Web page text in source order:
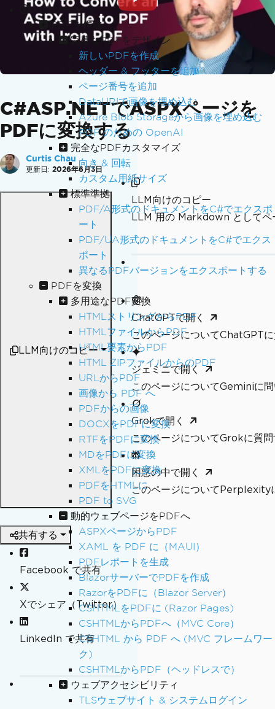
ハウツー
PDFを作成
完璧なPDFをデザイン
新しいPDFを作成
ヘッダー & フッターを追加
ページ番号を追加
DataURIで画像を埋め込む
Azure Blob Storageから画像を埋め込む
PDF のための OpenAI
完全なPDFカスタマイズ
向き & 回転
カスタム用紙サイズ
標準準拠
PDF/A形式のドキュメントをC#でエクスポ
ート
PDF/UA形式のドキュメントをC#でエクス
ポート
異なるPDFバージョンをエクスポートする
PDFを変換
多用途なPDF変換
HTMLストリングからPDF
HTMLファイルからPDF
HTML要素からPDF
HTML ZIPファイルからのPDF
URLからPDF
画像から PDF へ
PDFからの画像
DOCXをPDFに変換
RTFをPDFに変換
MDをPDFに変換
XMLをPDFに変換
PDFをHTMLに
PDF to SVG
動的ウェブページをPDFへ
ASPXページからPDF
XAML を PDF に（MAUI）
PDFレポートを生成
BlazorサーバーでPDFを作成
RazorをPDFに（Blazor Server）
CSHTMLをPDFに (Razor Pages)
CSHTMLからPDFへ（MVC Core）
CSHTML から PDF へ (MVC フレームワー
ク)
CSHTMLからPDF（ヘッドレスで）
ウェブアクセシビリティ
TLSウェブサイト & システムログイン
C#ASP.NETでASPXページを
PDFに変換する
Curtis Chau
更新日: 2026年6月3日
LLM向けのコピー
LLM向けのコピー
LLM 用の Markdown としてペ
ChatGPTで開く
このページについてChatGPT
ジェミニで開く
このページについてGeminiに
Grokで開く
このページについてGrokに質問
困惑の中で開く
このページについてPerplexity
共有する
Facebook で共有
Xでシェア（Twitter）
LinkedIn で共有